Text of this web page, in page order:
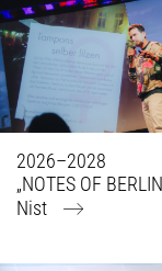
2026–2028
„NOTES OF
Nist